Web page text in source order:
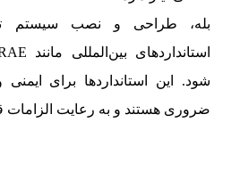
بله، طراحی و نصب سیستم
شود. این استانداردها برای
ضروری هستند و به رعایت الزامات